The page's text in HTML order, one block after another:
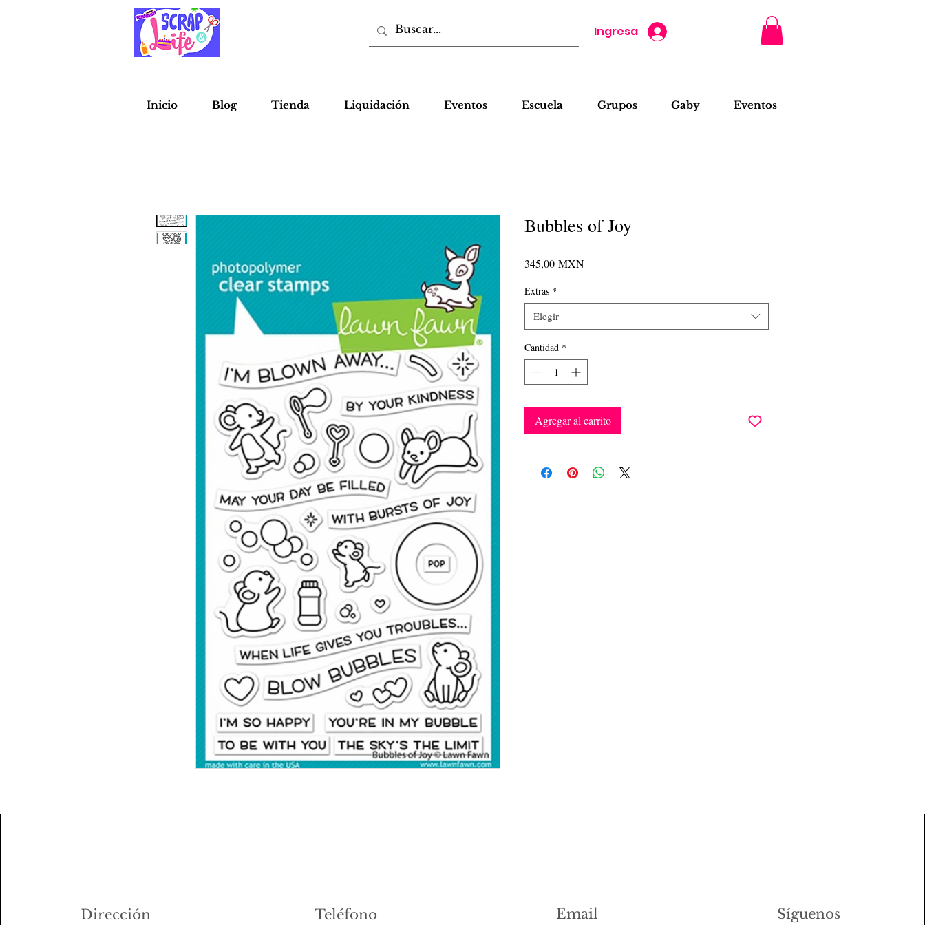
Ingresa
Inicio Blog Tienda Liquidación Eventos Escuela Grupos Gaby Eventos
Bubbles of Joy
345,00 MXNPrecio
Extras *
Elegir
Cantidad *
Agregar al carrito
Dirección Teléfono Email Síguenos